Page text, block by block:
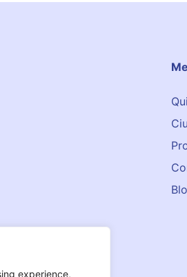
experience,